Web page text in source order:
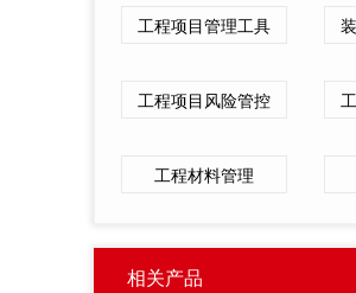
工程项目管理工具
工程项目风险管控
工程材料管理
相关产品